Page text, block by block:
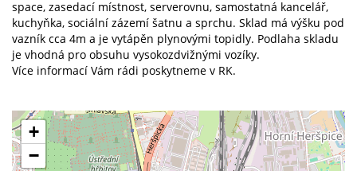
space, zasedací místnost, serverovnu, samostatná kancelář,
kuchyňka, sociální zázemí šatnu a sprchu. Sklad má výšku pod
vazník cca 4m a je vytápěn plynovými topidly. Podlaha skladu
je vhodná pro obsuhu vysokozdvižnými vozíky.
Více informací Vám rádi poskytneme v RK.
+
−